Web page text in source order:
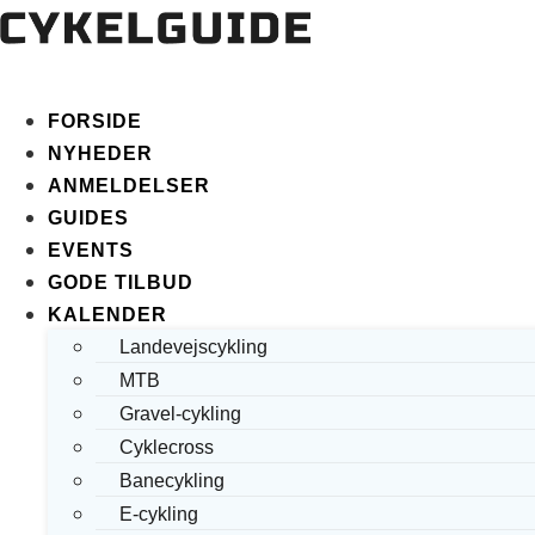
FORSIDE
NYHEDER
ANMELDELSER
GUIDES
EVENTS
GODE TILBUD
KALENDER
Landevejscykling
MTB
Gravel-cykling
Cyklecross
Banecykling
E-cykling